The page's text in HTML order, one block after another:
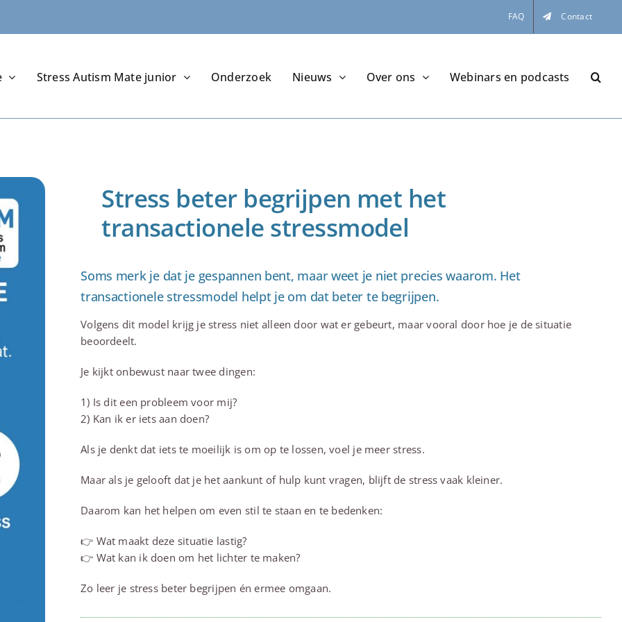
FAQ Contact
Stress Autism Mate junior Onderzoek Nieuws Over ons Webinars en podcasts
Stress beter begrijpen met het
transactionele stressmodel
Soms merk je dat je gespannen bent, maar weet je niet precies waarom. Het
transactionele stressmodel helpt je om dat beter te begrijpen.
Volgens dit model krijg je stress niet alleen door wat er gebeurt, maar vooral door hoe je de situatie
beoordeelt.
Je kijkt onbewust naar twee dingen:
1) Is dit een probleem voor mij?
2) Kan ik er iets aan doen?
Als je denkt dat iets te moeilijk is om op te lossen, voel je meer stress.
Maar als je gelooft dat je het aankunt of hulp kunt vragen, blijft de stress vaak kleiner.
Daarom kan het helpen om even stil te staan en te bedenken:
👉 Wat maakt deze situatie lastig?
👉 Wat kan ik doen om het lichter te maken?
Zo leer je stress beter begrijpen én ermee omgaan.